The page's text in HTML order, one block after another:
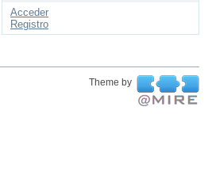
Acceder
Registro
Theme by